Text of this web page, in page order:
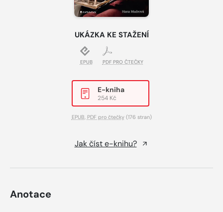
UKÁZKA KE STAŽENÍ
EPUB PDF PRO ČTEČKY
E-kniha
254 Kč
EPUB, PDF pro čtečky(176 stran)
Jak číst e-knihu?
Anotace